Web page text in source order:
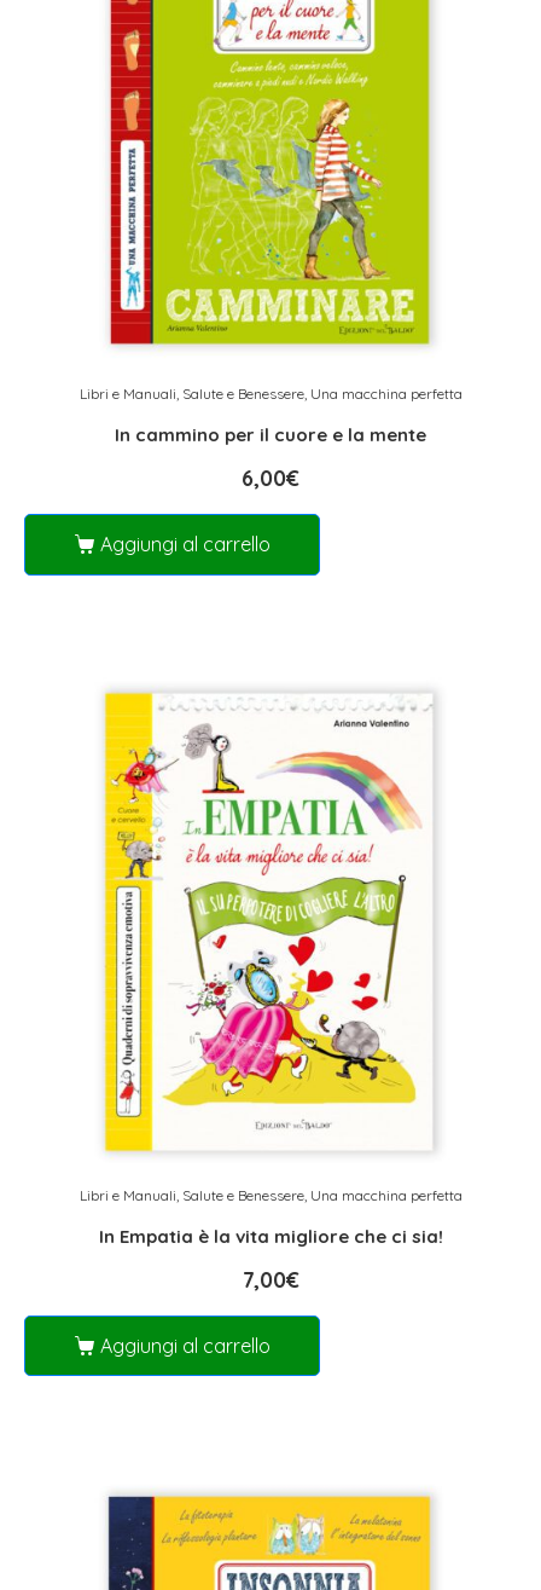
Libri e Manuali, Salute e Benessere, Una macchina perfetta
In cammino per il cuore e la mente
6,00€
Aggiungi al carrello
Libri e Manuali Salute e Benessere, Una macchina perfetta
In Empatia è la vita migliore che ci sia!
7,00€
Aggiungi al carrello